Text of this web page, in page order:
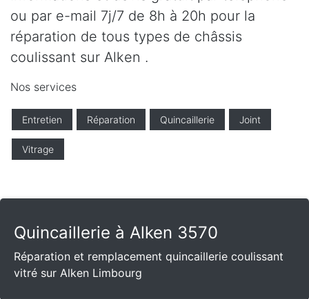
ou par e-mail 7j/7 de 8h à 20h pour la
réparation de tous types de châssis
coulissant sur Alken .
Nos services
Entretien Réparation Quincaillerie Joint
Vitrage
Quincaillerie à Alken 3570
Réparation et remplacement quincaillerie coulissant
vitré sur Alken Limbourg